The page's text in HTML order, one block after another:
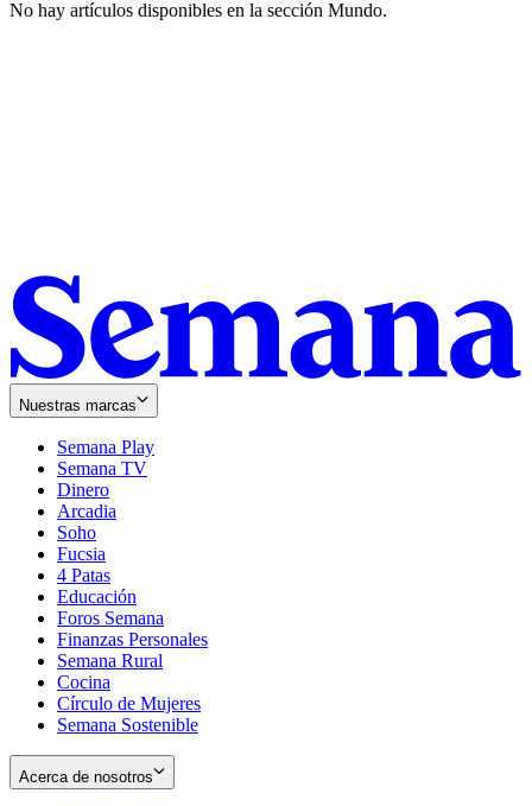
No hay artículos disponibles en la sección Mundo.
Nuestras marcas
Semana Play
Semana TV
Dinero
Arcadia
Soho
in
new
window
Fucsia
in
new
window
4 Patas
Educación
Foros Semana
Finanzas Personales
Semana Rural
Cocina
Círculo de Mujeres
Semana Sostenible
Acerca de nosotros